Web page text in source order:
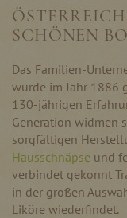
SCHÖNEN
Das Familien-
wurde im Jahr 1886
130-jährigen
Generation widmen
sorgfältigen
Hausschnäpse und
verbindet gekonnt
in der großen
Liköre wiederfindet.